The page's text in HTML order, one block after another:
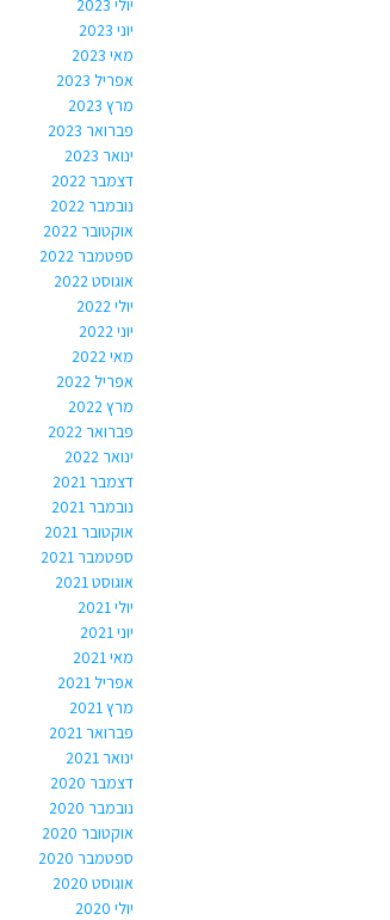
יוני 2023
מאי 2023
אפריל 2023
מרץ 2023
פברואר 2023
ינואר 2023
דצמבר 2022
נובמבר 2022
אוקטובר 2022
ספטמבר 2022
אוגוסט 2022
יולי 2022
יוני 2022
מאי 2022
אפריל 2022
מרץ 2022
פברואר 2022
ינואר 2022
דצמבר 2021
נובמבר 2021
אוקטובר 2021
ספטמבר 2021
אוגוסט 2021
יולי 2021
יוני 2021
מאי 2021
אפריל 2021
מרץ 2021
פברואר 2021
ינואר 2021
דצמבר 2020
נובמבר 2020
אוקטובר 2020
ספטמבר 2020
אוגוסט 2020
יולי 2020